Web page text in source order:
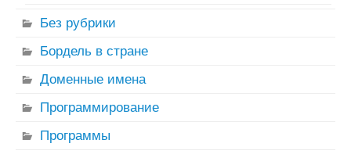
Без рубрики
Бордель в стране
Доменные имена
Программирование
Программы